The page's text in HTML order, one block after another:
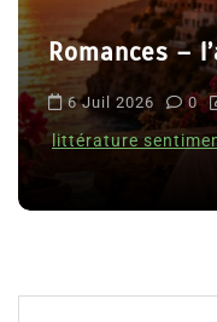
Romances –
6 Juil 2026 0
littérature